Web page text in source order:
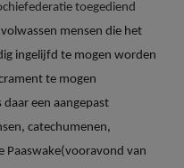
toegediend
mensen die het
ingelijfd te mogen worden
te mogen
een aangepast
catechumenen,
Paaswake(vooravond van